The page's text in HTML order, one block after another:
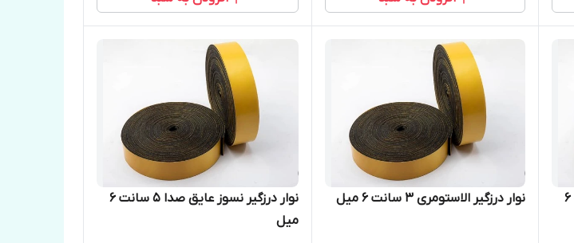
نوار درزگیر نسوز عایق صدا 8 سانت 6
نوار درزگیر الاستومری 3 سانت 6 میل
نوار درزگیر نسوز عایق صدا 5 سانت 6
میل